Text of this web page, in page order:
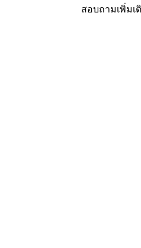
สอบถามเพิ่มเ